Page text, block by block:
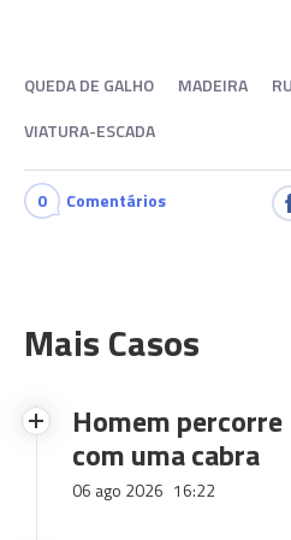
QUEDA DE GALHO MADEIRA
VIATURA-ESCADA
0 Comentários
Mais Casos
Homem
com uma cabra
06 ago 2026 16:22